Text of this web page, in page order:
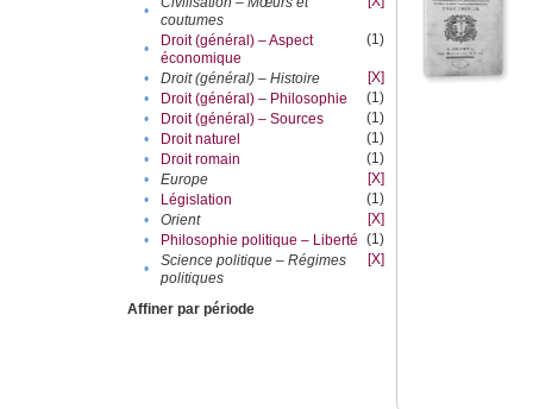
•
coutumes
•
Droit (général) – Aspect
économique
(1)
• Droit (général) – Histoire
[X]
•
Droit (général) – Philosophie
(1)
•
Droit (général) – Sources
(1)
•
Droit naturel
(1)
•
Droit romain
(1)
•
Europe
[X]
•
Législation
(1)
•
Orient
[X]
•
Philosophie politique – Liberté (1)
•
Science politique – Régimes
politiques
[X]
Affiner par période